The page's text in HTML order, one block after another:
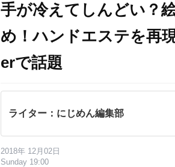
手が冷えてしんどい？
め！ハンドエステを再
erで話題
ライター：にじめん編集部
2018年 12月02日
Sunday 19:00